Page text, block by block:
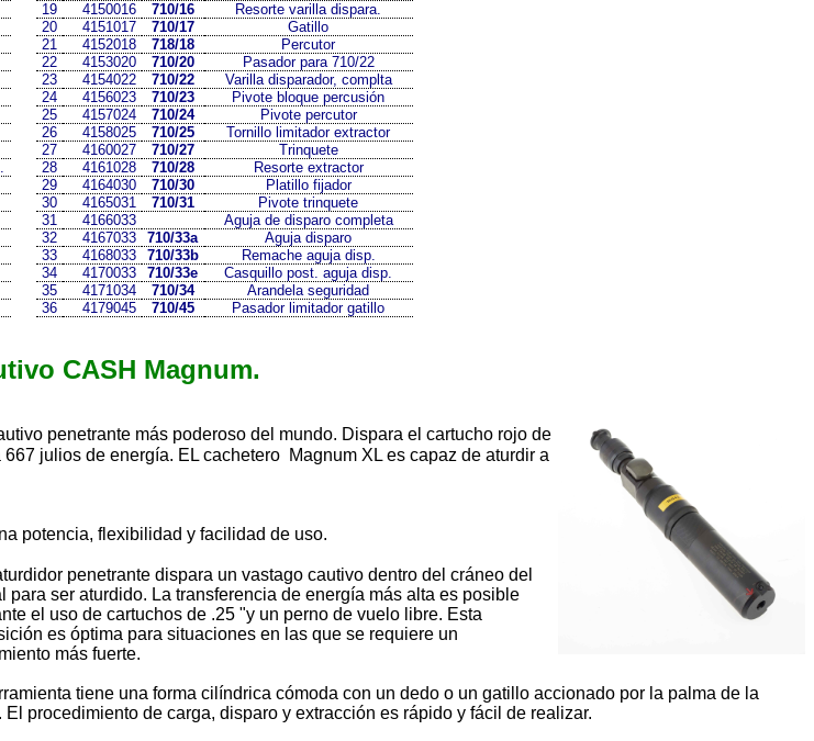
19 4150016 710/16
Resorte varilla dispara.
20 4151017 710/17
Gatillo
21 4152018 718/18
Percutor
22 4153020 710/20
Pasador para 710/22
23 4154022 710/22
Varilla disparador, complta
24 4156023 710/23
Pivote bloque percusión
25 4157024 710/24
Pivote percutor
26 4158025 710/25
Tornillo limitador extractor
27 4160027 710/27
Trinquete
28 4161028 710/28
Resorte extractor
29 4164030 710/30
Platillo fijador
30 4165031 710/31
Pivote trinquete
31 4166033
Aguja de disparo completa
32 4167033 710/33a
Aguja disparo
33 4168033 710/33b
Remache aguja disp.
34 4170033 710/33e
Casquillo post. aguja disp.
35 4171034 710/34
Arandela seguridad
36 4179045 710/45 Pasador limitador gatillo
CASH Magnum.
penetrante más poderoso del mundo. Dispara el cartucho rojo de
julios de energía. EL cachetero Magnum XL es capaz de aturdir a
potencia, flexibilidad y facilidad de uso.
penetrante dispara un vastago cautivo dentro del cráneo del
para ser aturdido. La transferencia de energía más alta es posible
el uso de cartuchos de .25 "y un perno de vuelo libre. Esta
es óptima para situaciones en las que se requiere un
más fuerte.
tiene una forma cilíndrica cómoda con un dedo o un gatillo accionado por la palma de la
El procedimiento de carga, disparo y extracción es rápido y fácil de realizar.